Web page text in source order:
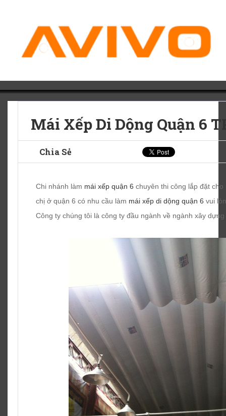
Mái Xếp Di Dộng Quận 6
Chia Sẻ
Chi nhánh làm mái xếp quận 6 chuyên thi công lắp đặt
chị ở quận 6 có nhu cầu làm mái xếp di dộng quận 6 vui
Công ty chúng tôi là công ty đầu ngành về ngành xây